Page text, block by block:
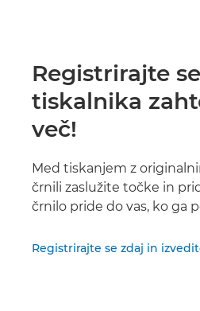
Registrirajte
tiskalnika
več!
Med tiskanjem z
črnili zaslužite točke in
črnilo pride do vas, ko ga
Registrirajte se zdaj in